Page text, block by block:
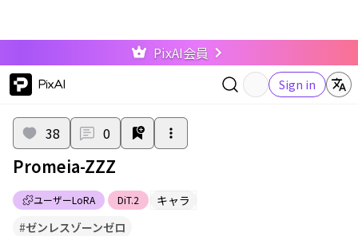
PixAI会員
PixAI Sign in
ユーザーLoRA DiT.2 キャラ
38 0
Promeia-ZZZ
#ゼンレスゾーンゼロ